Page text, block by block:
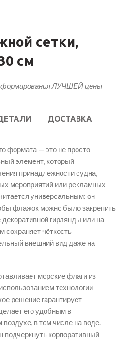
сетки,
см
формирования ЛУЧШЕЙ цены
ДОСТАВКА
формата — это не просто
элемент, который
принадлежности судна,
мероприятий или рекламных
универсальным: он
флажок можно было закрепить
декоративной гирлянды или на
сохраняет чёткость
внешний вид даже на
морские флаги из
технологии
решение гарантирует
его удобным в
в том числе на воде.
корпоративный